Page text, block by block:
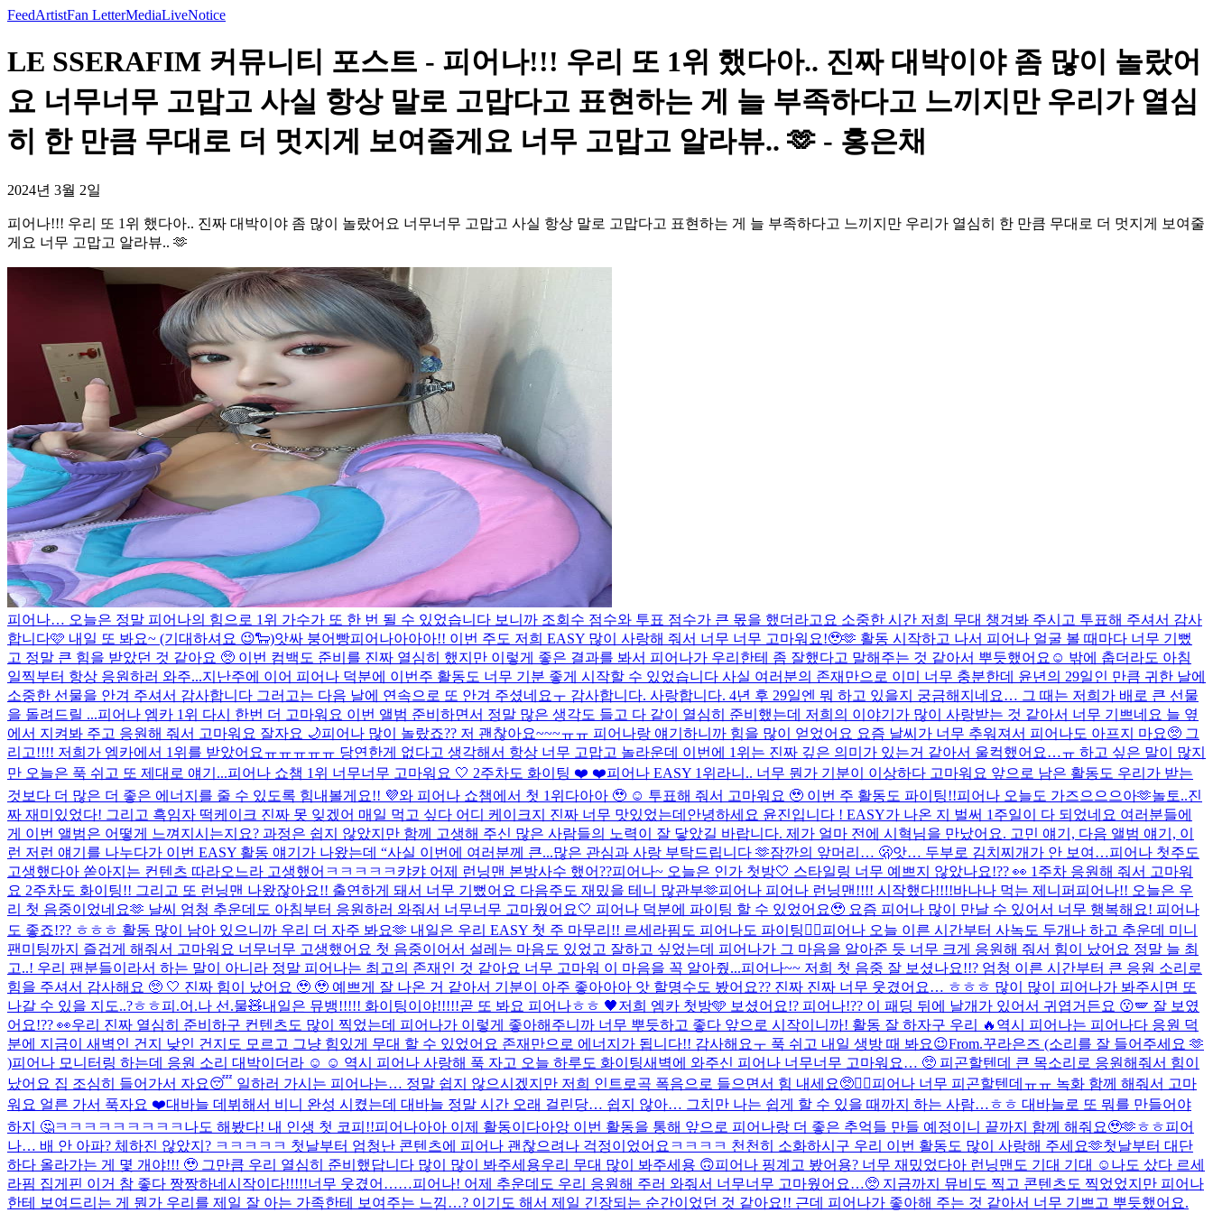
FeedArtistFan LetterMediaLiveNotice
LE SSERAFIM 커뮤니티 포스트 - 피어나!!! 우리 또 1위 했다아.. 진짜 대박이야 좀 많이 놀랐어
요 너무너무 고맙고 사실 항상 말로 고맙다고 표현하는 게 늘 부족하다고 느끼지만 우리가 열심
히 한 만큼 무대로 더 멋지게 보여줄게요 너무 고맙고 알라뷰.. 🫶 - 홍은채
2024년 3월 2일
피어나!!! 우리 또 1위 했다아.. 진짜 대박이야 좀 많이 놀랐어요 너무너무 고맙고 사실 항상 말로 고맙다고 표현하는 게 늘 부족하다고 느끼지만 우리가 열심히 한 만큼 무대로 더 멋지게 보여줄
게요 너무 고맙고 알라뷰.. 🫶
피어나… 오늘은 정말 피어나의 힘으로 1위 가수가 또 한 번 될 수 있었습니다 보니까 조회수 점수와 투표 점수가 큰 몫을 했더라고요 소중한 시간 저희 무대 챙겨봐 주시고 투표해 주셔서 감사
합니다🩷 내일 또 봐요~ (기대하셔요 😉🐑)앗싸 붕어빵피어나아아아!! 이번 주도 저희 EASY 많이 사랑해 줘서 너무 너무 고마워요!🥹🫶 활동 시작하고 나서 피어나 얼굴 볼 때마다 너무 기뻤
고 정말 큰 힘을 받았던 것 같아요 🥺 이번 컴백도 준비를 진짜 열심히 했지만 이렇게 좋은 결과를 봐서 피어나가 우리한테 좀 잘했다고 말해주는 것 같아서 뿌듯했어요☺️ 밖에 춥더라도 아침
일찍부터 항상 응원하러 와주...지난주에 이어 피어나 덕분에 이번주 활동도 너무 기분 좋게 시작할 수 있었습니다 사실 여러분의 존재만으로 이미 너무 충분한데 윤년의 29일인 만큼 귀한 날에
소중한 선물을 안겨 주셔서 감사합니다 그러고는 다음 날에 연속으로 또 안겨 주셨네요ㅜ 감사합니다. 사랑합니다. 4년 후 29일엔 뭐 하고 있을지 궁금해지네요… 그 때는 저희가 배로 큰 선물
을 돌려드릴 ...피어나 엠카 1위 다시 한번 더 고마워요 이번 앨범 준비하면서 정말 많은 생각도 들고 다 같이 열심히 준비했는데 저희의 이야기가 많이 사랑받는 것 같아서 너무 기쁘네요 늘 옆
에서 지켜봐 주고 응원해 줘서 고마워요 잘자요 🌙피어나 많이 놀랐죠?? 저 괜찮아요~~~ㅠㅠ 피어나랑 얘기하니까 힘을 많이 얻었어요 요즘 날씨가 너무 추워져서 피어나도 아프지 마요🥺 그
리고!!!! 저희가 엠카에서 1위를 받았어요ㅠㅠㅠㅠㅠ 당연한게 없다고 생각해서 항상 너무 고맙고 놀라운데 이번에 1위는 진짜 깊은 의미가 있는거 같아서 울컥했어요…ㅠ 하고 싶은 말이 많지
만 오늘은 푹 쉬고 또 제대로 얘기...피어나 쇼챔 1위 너무너무 고마워요 🤍 2주차도 화이팅 ❤️ ❤️피어나 EASY 1위라니.. 너무 뭔가 기분이 이상하다 고마워요 앞으로 남은 활동도 우리가 받는
것보다 더 많은 더 좋은 에너지를 줄 수 있도록 힘내볼게요!! 💜와 피어나 쇼챔에서 첫 1위다아아 🥹 ☺️ 투표해 줘서 고마워요 🥹 이번 주 활동도 파이팅!!피어나 오늘도 가즈으으으아🫶놀토..진
짜 재미있었다! 그리고 흑임자 떡케이크 진짜 못 잊겠어 매일 먹고 싶다 어디 케이크지 진짜 너무 맛있었는데 안녕하세요 윤진입니다 ! EASY가 나온 지 벌써 1주일이 다 되었네요 여러분들에
게 이번 앨범은 어떻게 느껴지시는지요? 과정은 쉽지 않았지만 함께 고생해 주신 많은 사람들의 노력이 잘 닿았길 바랍니다. 제가 얼마 전에 시혁님을 만났어요. 고민 얘기, 다음 앨범 얘기, 이
런 저런 얘기를 나누다가 이번 EASY 활동 얘기가 나왔는데 “사실 이번에 여러분께 큰...많은 관심과 사랑 부탁드립니다 🫶잠깐의 앞머리… 🫢앗… 두부로 김치찌개가 안 보여…피어나 첫주도
고생했다아 쏟아지는 컨텐츠 따라오느라 고생했어ㅋㅋㅋㅋㅋ캬캬 어제 런닝맨 본방사수 했어??피어나~ 오늘은 인가 첫방🤍​ 스타일링 너무 예쁘지 않았나요!?? 👀​ 1주차 응원해 줘서 고마워
요 2주차도 화이팅!! 그리고 또 런닝맨 나왔잖아요!! 출연하게 돼서 너무 기뻤어요 다음주도 재밌을 테니 많관부🫶​피어나 피어나 런닝맨!!!! 시작했다!!!!바나나 먹는 제니퍼 피어나!! 오늘은 우
리 첫 음중이었네요🫶 날씨 엄청 추운데도 아침부터 응원하러 와줘서 너무너무 고마웠어요🤍 피어나 덕분에 파이팅 할 수 있었어요🥹 요즘 피어나 많이 만날 수 있어서 너무 행복해요! 피어나
도 좋죠!?? ㅎㅎㅎ 활동 많이 남아 있으니까 우리 더 자주 봐요🫶 내일은 우리 EASY 첫 주 마무리!! 르세라핌도 피어나도 파이팅❤️‍🔥피어나 오늘 이른 시간부터 사녹도 두개나 하고 추운데 미니
팬미팅까지 즐겁게 해줘서 고마워요 너무너무 고생했어요 첫 음중이어서 설레는 마음도 있었고 잘하고 싶었는데 피어나가 그 마음을 알아준 듯 너무 크게 응원해 줘서 힘이 났어요 정말 늘 최
고..! 우리 팬분들이라서 하는 말이 아니라 정말 피어나는 최고의 존재인 것 같아요 너무 고마워 이 마음을 꼭 알아줬...피어나~~ 저희 첫 음중 잘 보셨나요!!? 엄청 이른 시간부터 큰 응원 소리로
힘을 주셔서 감사해요 🥺 🤍 진짜 힘이 났어요 🥹 🥹 예쁘게 잘 나온 거 같아서 기분이 아주 좋아아아 앗 할명수도 봤어요?? 진짜 진짜 너무 웃겼어요… ㅎㅎㅎ 많이 많이 피어나가 봐주시면 또
나갈 수 있을 지도..?ㅎㅎ피.어.나 선.물🧸내일은 뮤뱅!!!!! 화이팅이야!!!!!곧 또 봐요 피어나ㅎㅎ 🖤저희 엠카 첫방🩵 보셨어요!? 피어나!?? 이 패딩 뒤에 날개가 있어서 귀엽거든요 😗​🪽 잘 보였
어요!?? 👀​우리 진짜 열심히 준비하구 컨텐츠도 많이 찍었는데 피어나가 이렇게 좋아해주니까 너무 뿌듯하고 좋다 앞으로 시작이니까! 활동 잘 하자구 우리 🔥 역시 피어나는 피어나다 응원 덕
분에 지금이 새벽인 건지 낮인 건지도 모르고 그냥 힘있게 무대 할 수 있었어요 존재만으로 에너지가 됩니다!! 감사해요ㅜ 푹 쉬고 내일 생방 때 봐요😉From.꾸라은즈 (소리를 잘 들어주세요 🫶
)피어나 모니터링 하는데 응원 소리 대박이더라 ☺️ ☺️ 역시 피어나 사랑해 푹 자고 오늘 하루도 화이팅새벽에 와주신 피어나 너무너무 고마워요… 🥺 피곤할텐데 큰 목소리로 응원해줘서 힘이
났어요 집 조심히 들어가서 자요😴 일하러 가시는 피어나는… 정말 쉽지 않으시겠지만 저희 인트로곡 폭음으로 들으면서 힘 내세요🥺❤️‍🔥피어나 너무 피곤할텐데ㅠㅠ 녹화 함께 해줘서 고마
워요 얼른 가서 푹자요 ❤️대바늘 데뷔해서 비니 완성 시켰는데 대바늘 정말 시간 오래 걸린당… 쉽지 않아… 그치만 나는 쉽게 할 수 있을 때까지 하는 사람…ㅎㅎ 대바늘로 또 뭐를 만들어야
하지 🤔ㅋㅋㅋㅋㅋㅋㅋㅋㅋ나도 해봤다! 내 인생 첫 코피!!피어나아아 이제 활동이다아앙 이번 활동을 통해 앞으로 피어나랑 더 좋은 추억들 만들 예정이니 끝까지 함께 해줘요🥹🫶ㅎㅎ피어
나… 배 안 아파? 체하진 않았지? ㅋㅋㅋㅋㅋ 첫날부터 엄청난 콘텐츠에 피어나 괜찮으려나 걱정이었어요ㅋㅋㅋㅋ 천천히 소화하시구 우리 이번 활동도 많이 사랑해 주세요🫶첫날부터 대단
하다 올라가는 게 몇 개야!!! 🥹 그만큼 우리 열심히 준비했답니다 많이 많이 봐주세용우리 무대 많이 봐주세용 🙃피어나 핑계고 봤어용? 너무 재밌었다아 런닝맨도 기대 기대 ☺️ 나도 샀다 르세
라핌 집게핀 이거 참 좋다 짱짱하네 시작이다!!!!!너무 웃겼어……피어나! 어제 추운데도 우리 응원해 주러 와줘서 너무너무 고마웠어요…🥺 지금까지 뮤비도 찍고 콘텐츠도 찍었었지만 피어나
한테 보여드리는 게 뭔가 우리를 제일 잘 아는 가족한테 보여주는 느낌…? 이기도 해서 제일 긴장되는 순간이었던 것 같아요!! 근데 피어나가 좋아해 주는 것 같아서 너무 기쁘고 뿌듯했어요.